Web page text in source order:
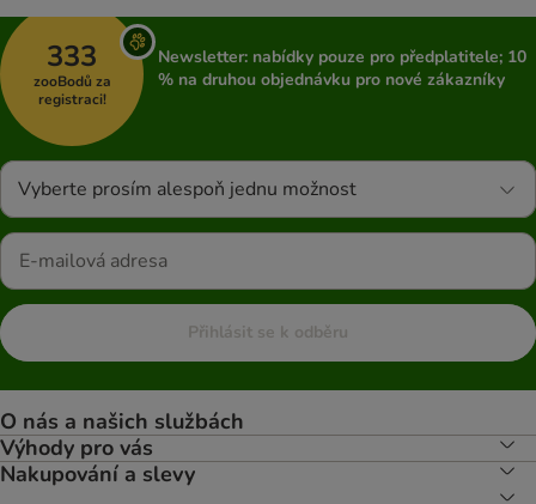
333
zooBodů za
registraci!
Newsletter: nabídky pouze pro předplatitele; 10
% na druhou objednávku pro nové zákazníky
Vyberte prosím alespoň jednu možnost
Přihlásit se k odběru
O nás a našich službách
Výhody pro vás
Nakupování a slevy